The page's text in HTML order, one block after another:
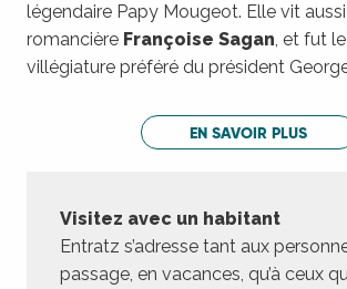
légendaire Papy Mougeot. Elle vit
romancière Françoise Sagan, et fut
villégiature préféré du président
EN SAVOIR PLUS
Visitez avec un habitant
Entratz s’adresse tant aux
passage, en vacances, qu’à ceux